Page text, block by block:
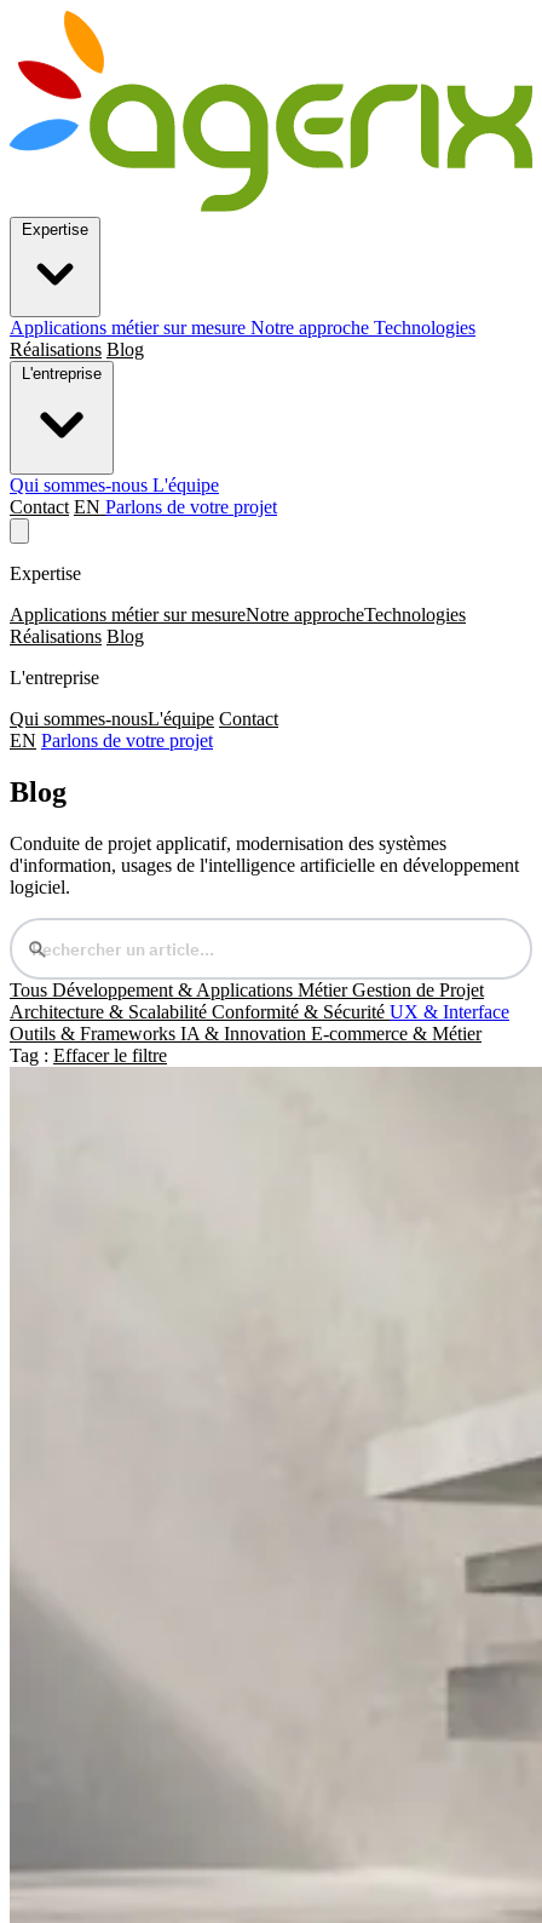
Applications métier sur mesure Notre approche Technologies
Réalisations Blog
Qui sommes-nous L'équipe
Contact EN Parlons de votre projet
Expertise
Applications métier sur mesureNotre approcheTechnologies
Réalisations Blog
L'entreprise
Qui sommes-nousL'équipe Contact
EN Parlons de votre projet
Blog
Conduite de projet applicatif, modernisation des systèmes
d'information, usages de l'intelligence artificielle en développement
logiciel.
Tous Développement & Applications MétierGestion de Projet
Architecture & Scalabilité Conformité & Sécurité UX & Interface
Outils & Frameworks IA & Innovation E-commerce & Métier
Tag : Effacer le filtre